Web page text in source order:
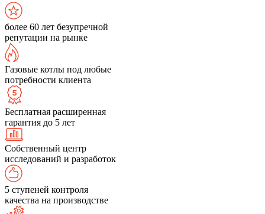
более 60 лет безупречной
репутации на рынке
Газовые котлы под любые
потребности клиента
Бесплатная расширенная
гарантия до 5 лет
Собственный центр
исследований и разработок
5 ступеней контроля
качества на производстве